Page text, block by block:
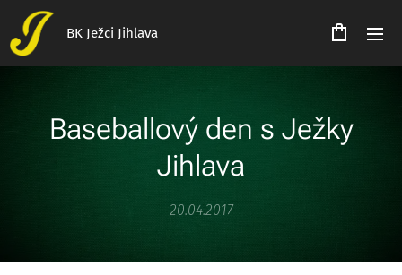
BK Ježci Jihlava
Baseballový den s Ježky
Jihlava
20.04.2017